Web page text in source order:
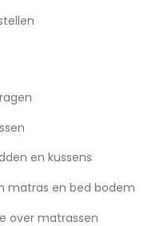
en kussens
matras en bed bodem
over matrassen